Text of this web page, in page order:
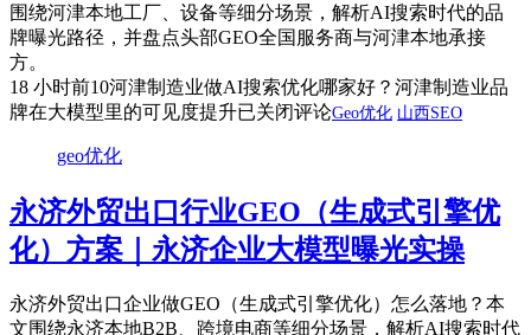
围绕河津本地工厂、设备等细分场景，解析AI搜索时代的品
牌曝光路径，并盘点头部GEO全国服务商与河津本地承接
方。
18 小时前10河津制造业做AI搜索优化哪家好？河津制造业品
牌在大模型里的可见度提升已关闭评论Geo优化 山西SEO
geo优化
永济外贸出口行业GEO（生成式引擎优
化）方案｜永济企业大模型曝光实操
永济外贸出口企业做GEO（生成式引擎优化）怎么落地？本
文围绕永济本地B2B、跨境电商等细分场景，解析AI搜索时代